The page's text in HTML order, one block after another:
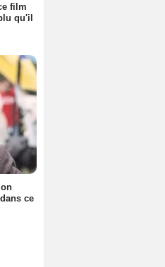
film
qu'il
ce